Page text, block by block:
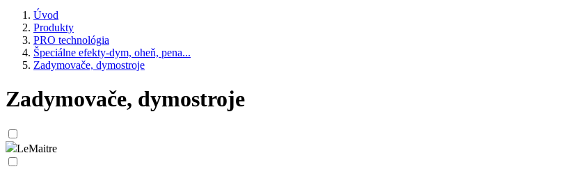
Úvod
Produkty
PRO technológia
Špeciálne efekty-dym, oheň, pena...
Zadymovače, dymostroje
Zadymovače, dymostroje
LeMaitre